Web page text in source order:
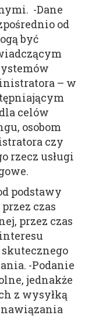
-Dane
od
być
– w
celów
osobom
czy
rzecz usługi
podstawy
czas
przez czas
-Podanie
jednakże
z wysyłką